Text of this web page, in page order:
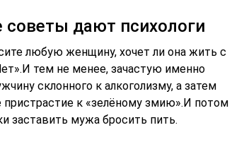
дают психологи
любую женщину, хочет ли она жить с
тем не менее, зачастую именно
склонного к алкоголизму, а затем
к «зелёному змию».И потом
заставить мужа бросить пить.